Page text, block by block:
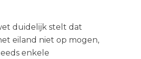
duidelijk stelt dat
eiland niet op mogen,
enkele